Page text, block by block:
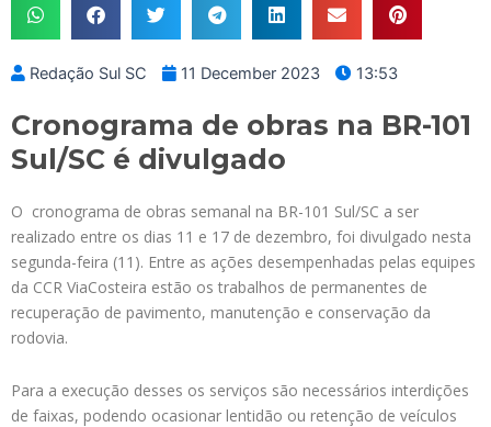
Redação Sul SC 11 December 2023 13:53
Cronograma de obras na BR-101
Sul/SC é divulgado
O cronograma de obras semanal na BR-101 Sul/SC a ser
realizado entre os dias 11 e 17 de dezembro, foi divulgado nesta
segunda-feira (11). Entre as ações desempenhadas pelas equipes
da CCR ViaCosteira estão os trabalhos de permanentes de
recuperação de pavimento, manutenção e conservação da
rodovia.
Para a execução desses os serviços são necessários interdições
de faixas, podendo ocasionar lentidão ou retenção de veículos